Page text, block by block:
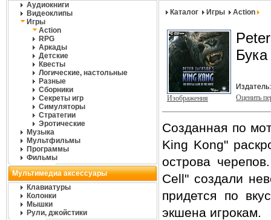
Аудиокниги
Видеоклипы
Игры
Action
RPG
Аркады
Детские
Квесты
Логические, настольные
Разные
Сборники
Секреты игр
Симуляторы
Стратегии
Эротические
Музыка
Мультфильмы
Программы
Фильмы
Мультимедиа аксессуары
Клавиатуры
Колонки
Мышки
Рули, джойстики
Каталог Игры Action
Изображения
Бука
Оценить
Созданная по
King Kong"
острова
Cell" создали
придется по
экшена игрокам.